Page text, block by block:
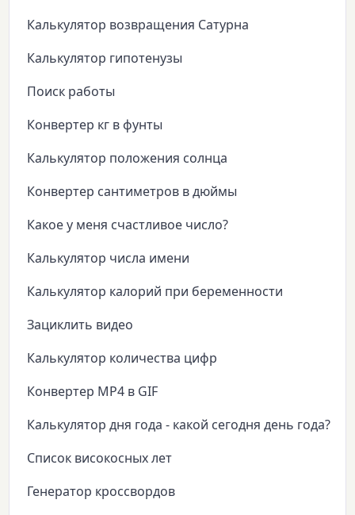
Калькулятор возвращения Сатурна
Калькулятор гипотенузы
Поиск работы
Конвертер кг в фунты
Калькулятор положения солнца
Конвертер сантиметров в дюймы
Какое у меня счастливое число?
Калькулятор числа имени
Калькулятор калорий при беременности
Зациклить видео
Калькулятор количества цифр
Конвертер MP4 в GIF
Калькулятор дня года - какой сегодня день года?
Список високосных лет
Генератор кроссвордов